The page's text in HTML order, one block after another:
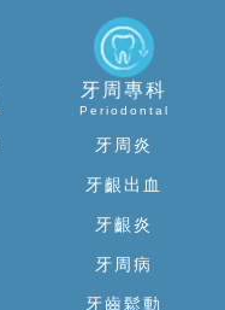
牙周專科
Periodontal
牙周炎
牙齦出血
牙齦炎
牙周病
牙齒鬆動